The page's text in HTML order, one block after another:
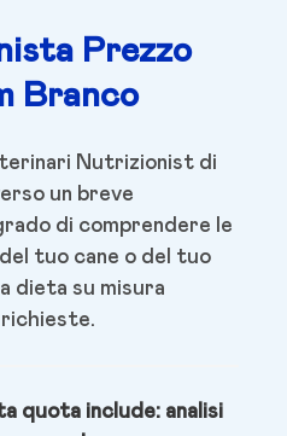
Prezzo
Branco
Nutrizionist di
un breve
di comprendere le
tuo cane o del tuo
dieta su misura
richieste.
quota include: analisi